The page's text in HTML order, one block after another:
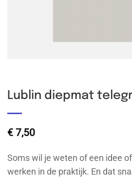
Lublin diepmat
€ 7,50
Soms wil je weten of een idee
werken in de praktijk. En dat